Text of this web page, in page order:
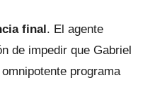
final. El agente
de impedir que Gabriel
programa